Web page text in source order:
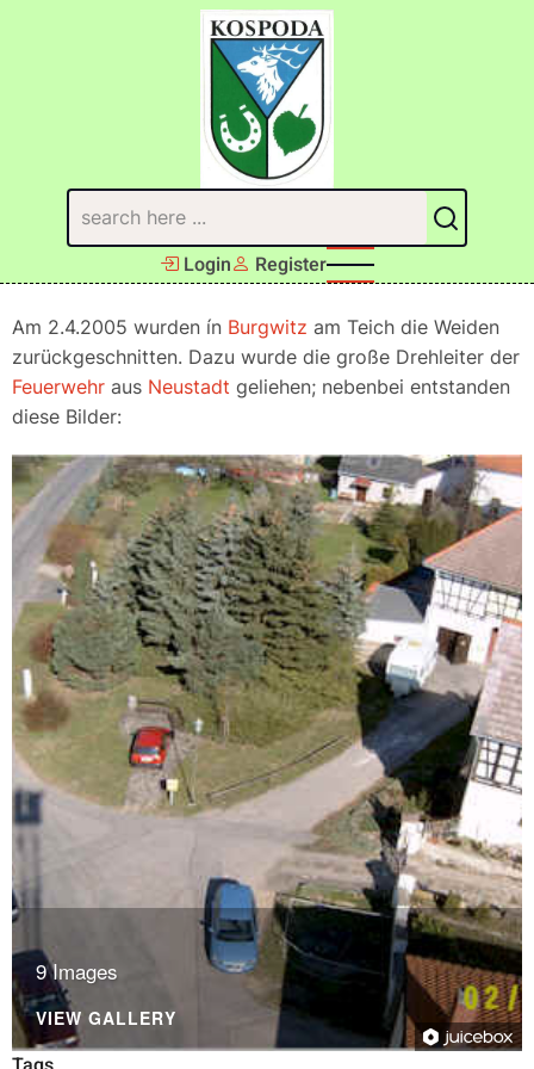
Suchen
Login Register
Am 2.4.2005 wurden ín Burgwitz am Teich die Weiden
zurückgeschnitten. Dazu wurde die große Drehleiter der
Feuerwehr aus Neustadt geliehen; nebenbei entstanden
diese Bilder:
9 Images
VIEW GALLERY